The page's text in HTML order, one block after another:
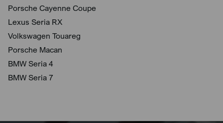
Porsche Cayenne Coupe
Lexus Seria RX
Volkswagen Touareg
Porsche Macan
BMW Seria 4
BMW Seria 7